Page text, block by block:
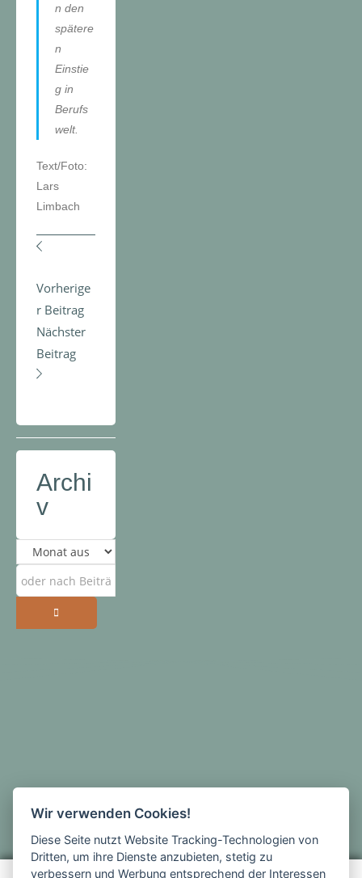
n den
spätere
n
Einstie
g in
Berufs
welt.
Text/Foto:
Lars
Limbach
Vorherige
r Beitrag
Nächster
Beitrag
Archi
v
Wir verwenden Cookies!
Diese Seite nutzt Website Tracking-Technologien von
Dritten, um ihre Dienste anzubieten, stetig zu
verbessern und Werbung entsprechend der Interessen